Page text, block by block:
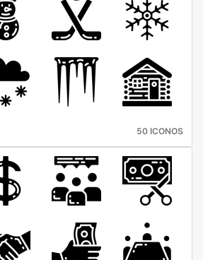
50 ICONOS